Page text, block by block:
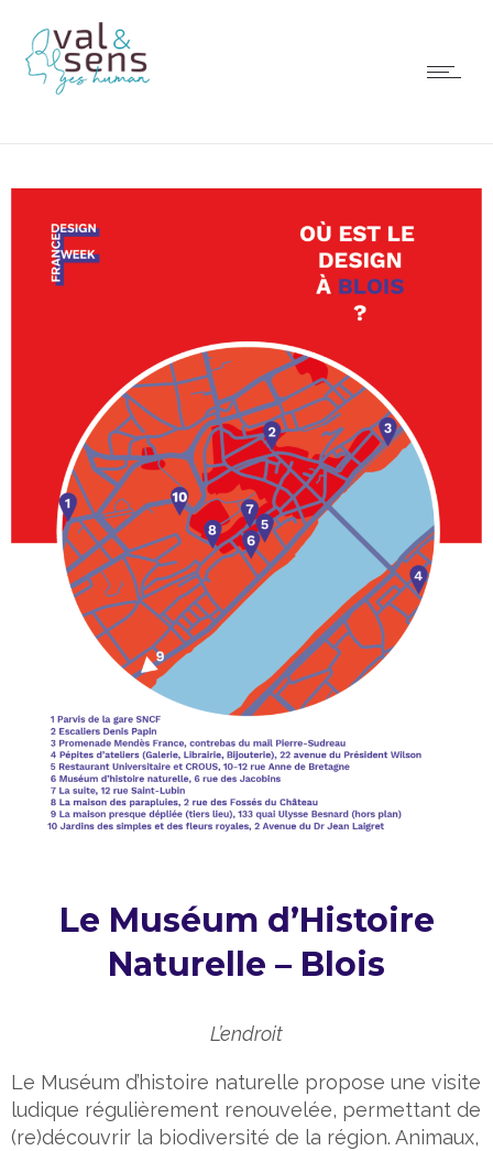
Le Muséum d’Histoire
Naturelle – Blois
L’endroit
Le Muséum d’histoire naturelle propose une visite
ludique régulièrement renouvelée, permettant de
(re)découvrir la biodiversité de la région. Animaux,